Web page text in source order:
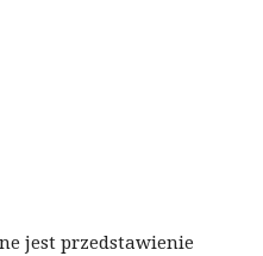
jest przedstawienie